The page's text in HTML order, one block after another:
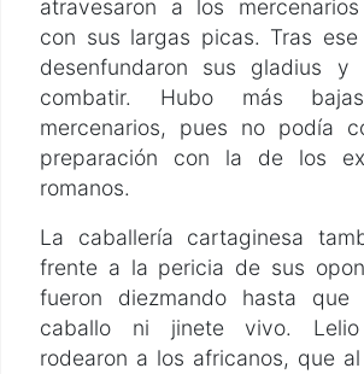
atravesaron a los
con sus largas picas. Tras
desenfundaron sus gladius y
combatir. Hubo más
mercenarios, pues no podía
preparación con la de los
romanos.
La caballería cartaginesa
frente a la pericia de sus
fueron diezmando hasta
caballo ni jinete vivo.
rodearon a los africanos, que